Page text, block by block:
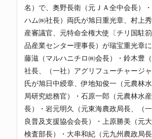
名）で、奥野長衛（元ＪＡ全中会長）
ハム㈱社長）両氏が旭日重光章、村上
産審議官、元特命全権大使〔チリ国駐
品産業センター理事長）が瑞宝重光章
藤滋（マルハニチロ㈱会長）・鈴木豊
社長、（一社）アグリフューチャージ
氏が旭日中綬章、伊地知俊一（元農林
局研究総務官）・石原一郎（元農林水
長）・岩元明久（元東海農政局長、（
良普及支援協会会長）・上原勝美（元
検査部長）・大串和紀（元九州農政局